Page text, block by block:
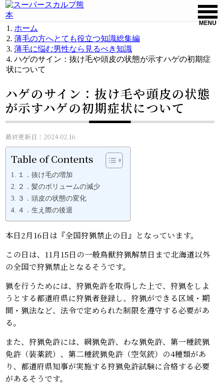
MENU
ホーム
薄毛の方へとても役立つ知識総集編
薄毛に悩む男性なら見るべき知識
ハゲのサイン：抜け毛や頭皮の状態が示すハゲの初期症
状について
ハゲのサイン：抜け毛や頭皮の状態
が示すハゲの初期症状について
最終更新日：2024.02.16
Table of Contents
１．抜け毛の増加
２．髪のボリュームの減少
３．頭皮の状態の変化
４．生え際の後退
本日2月16日は『全国狩猟禁止の日』となっています。
この日は、11月15日の一般鳥獣狩猟解禁日まで北海道以外
の全国で狩猟禁止となるそうです。
猟を行うためには、狩猟免許を取得した上で、狩猟をしよ
うとする都道府県に狩猟者登録し、狩猟ができる区域・期
間・猟法など、法令で定められた制限を遵守する必要があ
る。
また、狩猟免許には、網猟免許、わな猟免許、第一種銃猟
免許（装薬銃）、第二種銃猟免許（空気銃）の4種類があ
り、都道府県知事が実施する狩猟免許試験に合格する必要
があるそうです。